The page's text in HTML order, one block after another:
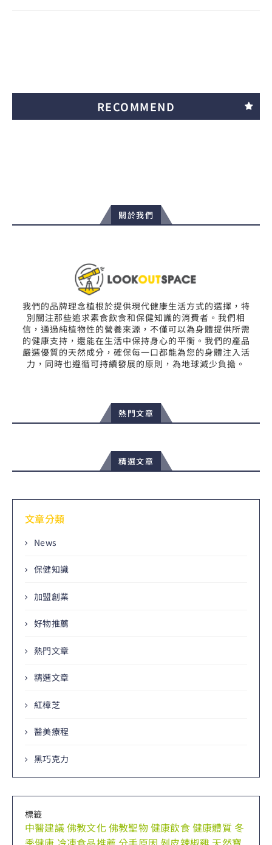
RECOMMEND
關於我們
我們的品牌理念植根於提供現代健康生活方式的選擇，特
別關注那些追求素食飲食和保健知識的消費者。我們相
信，通過純植物性的營養來源，不僅可以為身體提供所需
的健康支持，還能在生活中保持身心的平衡。我們的產品
嚴選優質的天然成分，確保每一口都能為您的身體注入活
力，同時也遵循可持續發展的原則，為地球減少負擔。
熱門文章
精選文章
文章分類
News
保健知識
加盟創業
好物推薦
熱門文章
精選文章
紅樟芝
醫美療程
黑巧克力
標籤
中醫建議佛教文化佛教聖物健康飲食健康體質 冬